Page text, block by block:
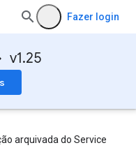
Fazer login
v1.25
arquivada do Service